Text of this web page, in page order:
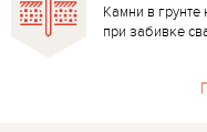
Камни в грунте
при забивке